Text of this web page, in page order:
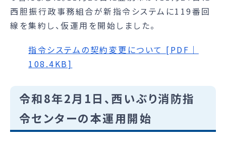
西胆振行政事務組合が新指令システムに119番回
線を集約し、仮運用を開始しました。
指令システムの契約変更について [PDF｜
108.4KB]
令和8年2月1日、西いぶり消防指
令センターの本運用開始